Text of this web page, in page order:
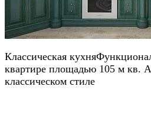
Классическая кухня
квартире площадью 105 м кв.
классическом стиле